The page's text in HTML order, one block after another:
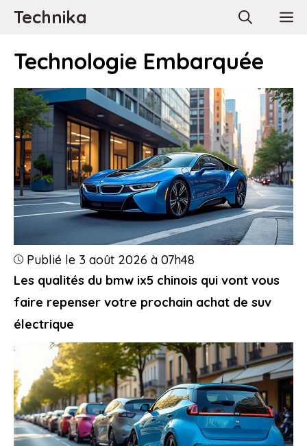
AllerTechnika
Technologie Embarquée
Les qualités du bmw ix5 chinois qui vont vous
faire repenser votre prochain achat de suv
électrique
Publié le 3 août 2026 à 07h48